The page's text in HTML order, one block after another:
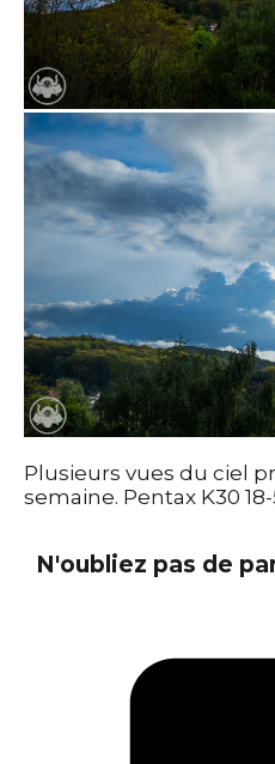
Plusieurs vues du ciel
semaine. Pentax K30
N'oubliez pas de